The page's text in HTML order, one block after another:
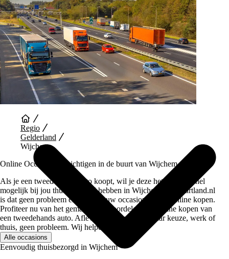
Auto Diensten
Regio
Gelderland
Wijchem
Online Occasions bezichtigen in de buurt van Wijchem
Als je een tweedehands auto koopt, wil je deze het liefst zo snel
mogelijk bij jou thuis bezorgd hebben in Wijchem. Bij Vaartland.nl
is dat geen probleem en kan je jouw occasion geheel online kopen.
Profiteer nu van het gemak en de voordelen van online kopen van
een tweedehands auto. Afleveren op een adres naar keuze, werk of
thuis, geen probleem. Wij helpen je graag!
Alle occasions
Eenvoudig thuisbezorgd in Wijchem